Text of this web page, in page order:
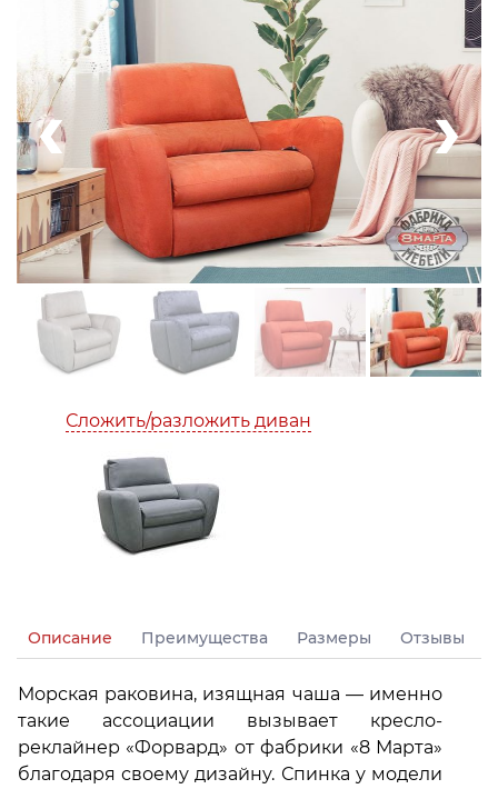
Сложить/разложить диван
Описание Преимущества Размеры Отзывы
Морская раковина, изящная чаша — именно
такие ассоциации вызывает кресло-
реклайнер «Форвард» от фабрики «8 Марта»
благодаря своему дизайну. Спинка у модели